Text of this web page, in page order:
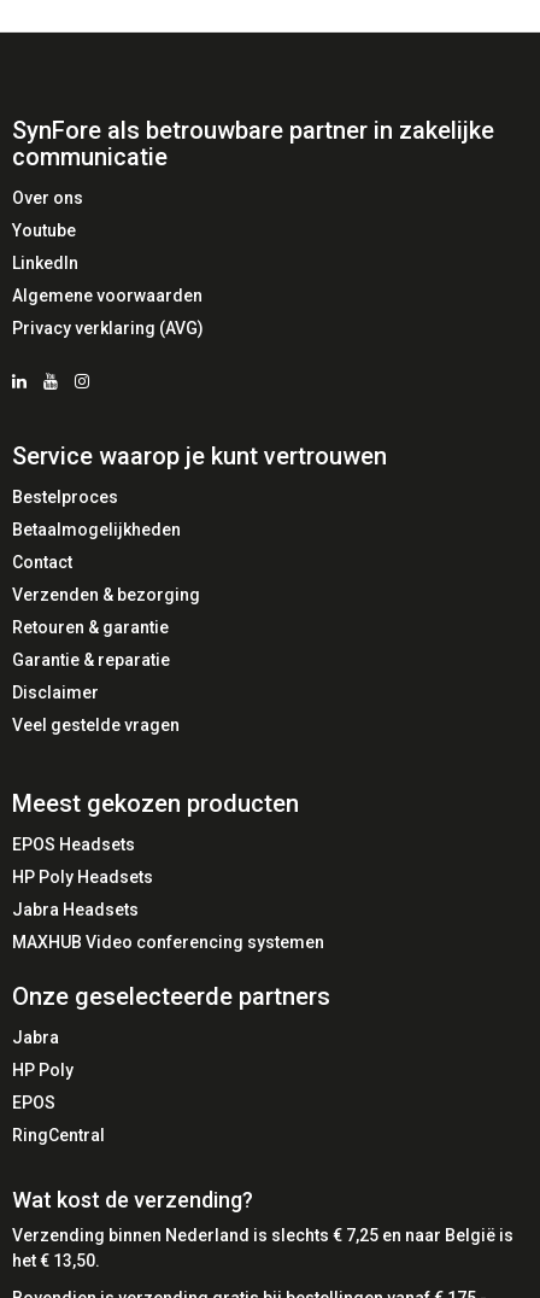
SynFore als betrouwbare partner in zakelijke
communicatie
Over ons
Youtube
LinkedIn
Algemene voorwaarden
Privacy verklaring (AVG)
Service waarop je kunt vertrouwen
Bestelproces
Betaalmogelijkheden
Contact
Verzenden & bezorging
Retouren & garantie
Garantie & reparatie
Disclaimer
Veel gestelde vragen
Meest gekozen producten
EPOS Headsets
HP Poly Headsets
Jabra Headsets
MAXHUB Video conferencing systemen
Onze geselecteerde partners
Jabra
HP Poly
EPOS
RingCentral
Wat kost de verzending?
Verzending binnen Nederland is slechts € 7,25 en naar België is
het € 13,50.